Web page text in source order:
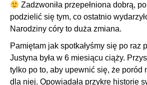
Zadzwoniła przepełniona dobrą,
podzielić się tym, co ostatnio
Narodziny córy to duża zmiana.
Pamiętam jak spotkałyśmy się po raz
Justyna była w 6 miesiącu ciąży.
tylko po to, aby upewnić się, że poród
dla niej. Opowiadała przykre historie